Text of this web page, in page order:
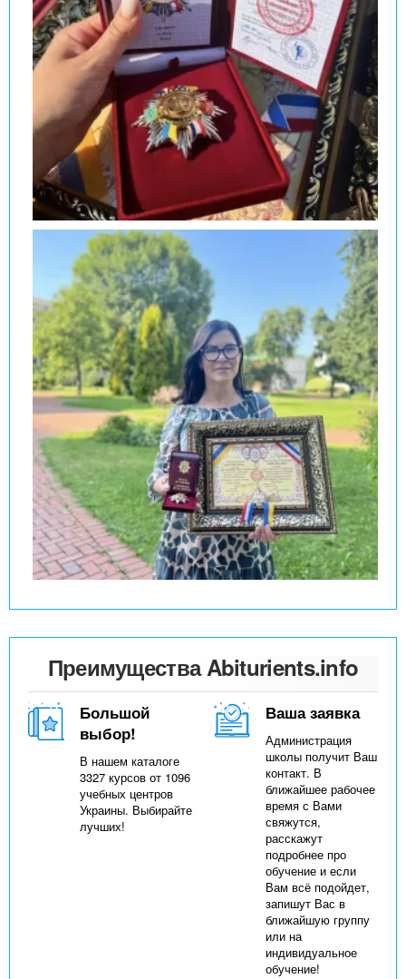
Преимущества Abiturients.info
Большой
выбор!
В нашем каталоге
3327 курсов от 1096
учебных центров
Украины. Выбирайте
лучших!
Ваша заявка
Администрация
школы получит Ваш
контакт. В
ближайшее рабочее
время с Вами
свяжутся,
расскажут
подробнее про
обучение и если
Вам всё подойдет,
запишут Вас в
ближайшую группу
или на
индивидуальное
обучение!